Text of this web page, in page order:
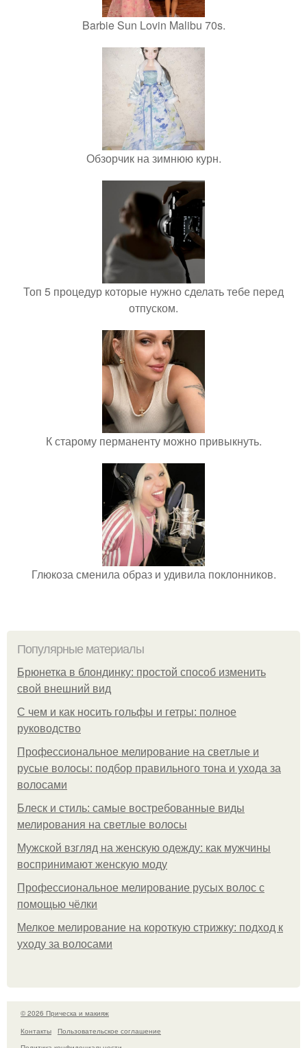
Barbie Sun Lovin Malibu 70s.
Обзорчик на зимнюю курн.
Топ 5 процедур которые нужно сделать тебе перед
отпуском.
К старому перманенту можно привыкнуть.
Глюкоза сменила образ и удивила поклонников.
Популярные материалы
Брюнетка в блондинку: простой способ изменить
свой внешний вид
С чем и как носить гольфы и гетры: полное
руководство
Профессиональное мелирование на светлые и
русые волосы: подбор правильного тона и ухода за
волосами
Блеск и стиль: самые востребованные виды
мелирования на светлые волосы
Мужской взгляд на женскую одежду: как мужчины
воспринимают женскую моду
Профессиональное мелирование русых волос с
помощью чёлки
Мелкое мелирование на короткую стрижку: подход к
уходу за волосами
© 2026 Прическа и макияж
Контакты
Пользовательское соглашение